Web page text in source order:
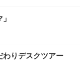
りデスクツアー